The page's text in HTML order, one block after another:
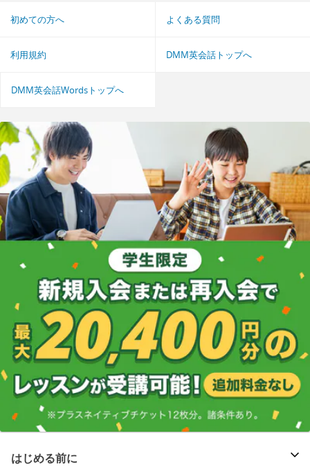
初めての方へ よくある質問
利用規約 DMM英会話トップへ
DMM英会話Wordsトップへ
はじめる前に